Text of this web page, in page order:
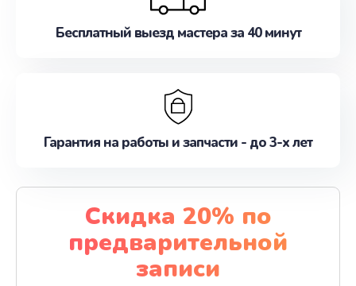
Бесплатный выезд мастера за 40 минут
Гарантия на работы и запчасти - до 3-х лет
Скидка 20% по
предварительной
записи